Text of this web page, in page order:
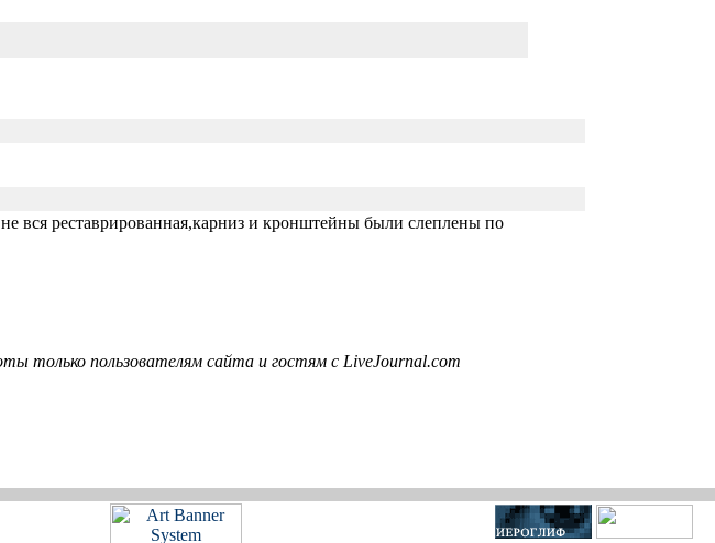
вся реставрированная,карниз и кронштейны были слеплены по
только пользователям сайта и гостям с LiveJournal.com